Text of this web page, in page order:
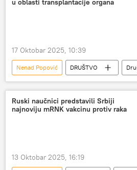
u oblasti transplantacije organa
17 Oktobar 2025, 10:39
Nenad Popović DRUŠTVO
Srbija – društvo
Život
Srbija
Belorusija
transplantacija organa
Ruski naučnici predstavili Srbiji
najnoviju mRNK vakcinu protiv raka
13 Oktobar 2025, 16:19